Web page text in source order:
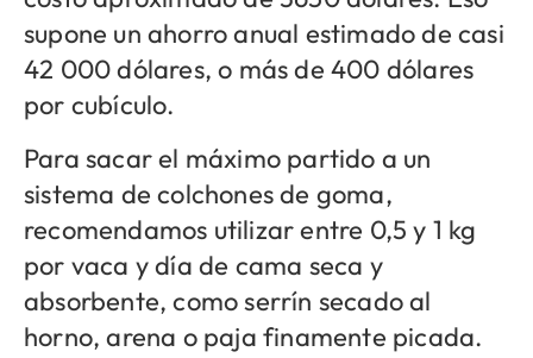
supone un ahorro anual estimado de casi
42 000 dólares, o más de 400 dólares
por cubículo.
Para sacar el máximo partido a un
sistema de colchones de goma,
recomendamos utilizar entre 0,5 y 1 kg
por vaca y día de cama seca y
absorbente, como serrín secado al
horno, arena o paja finamente picada.